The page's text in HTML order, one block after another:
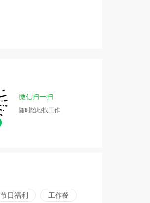
微信扫一扫
随时随地找工作
节日福利 工作餐